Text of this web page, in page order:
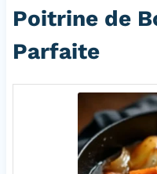
Poitrine de
Parfaite